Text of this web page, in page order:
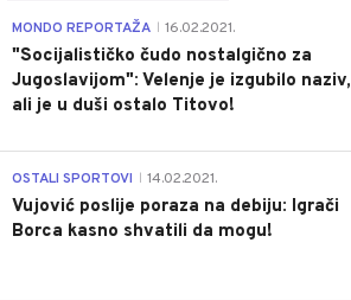
MONDO REPORTAŽA 16.02.2021.
"Socijalističko čudo nostalgično za
Jugoslavijom": Velenje je izgubilo naziv,
ali je u duši ostalo Titovo!
OSTALI SPORTOVI 14.02.2021.
Vujović poslije poraza na debiju: Igrači
Borca kasno shvatili da mogu!